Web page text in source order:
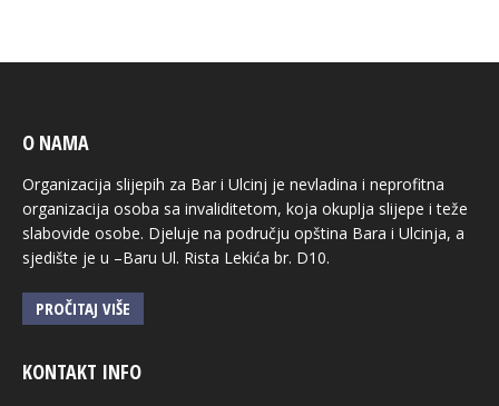
O NAMA
Organizacija slijepih za Bar i Ulcinj je nevladina i neprofitna
organizacija osoba sa invaliditetom, koja okuplja slijepe i teže
slabovide osobe. Djeluje na području opština Bara i Ulcinja, a
sjedište je u –Baru Ul. Rista Lekića br. D10.
PROČITAJ VIŠE
KONTAKT INFO